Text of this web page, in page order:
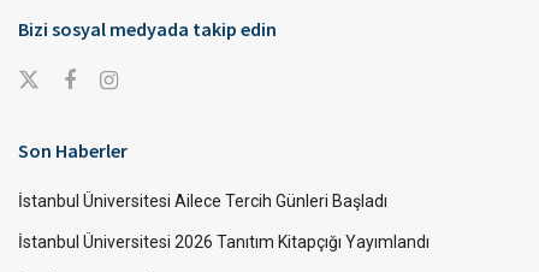
Bizi sosyal medyada takip edin
Son Haberler
İstanbul Üniversitesi Ailece Tercih Günleri Başladı
İstanbul Üniversitesi 2026 Tanıtım Kitapçığı Yayımlandı